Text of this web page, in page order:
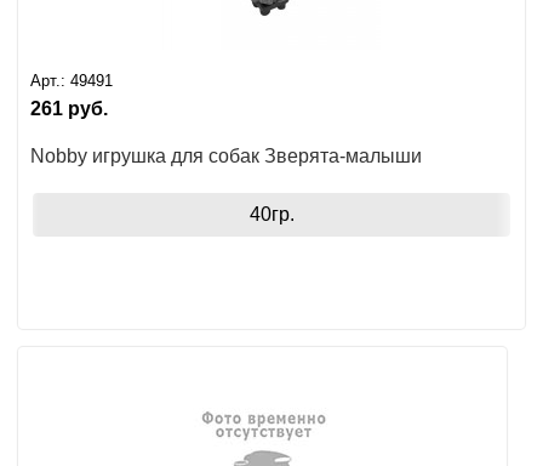
Арт.: 49491
261 руб.
Nobby игрушка для собак Зверята-малыши
40гр.